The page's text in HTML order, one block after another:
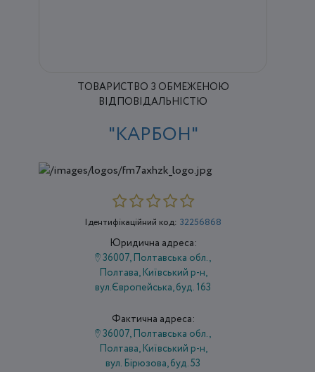
ТОВАРИСТВО З ОБМЕЖЕНОЮ
ВІДПОВІДАЛЬНІСТЮ
"КАРБОН"
Ідентифікаційний код: 32256868
Юридична адреса:
36007, Полтавська обл.,
Полтава, Київський р-н,
вул.Європейська, буд. 163
Фактична адреса:
36007, Полтавська обл.,
Полтава, Київський р-н,
вул. Бірюзова, буд. 53